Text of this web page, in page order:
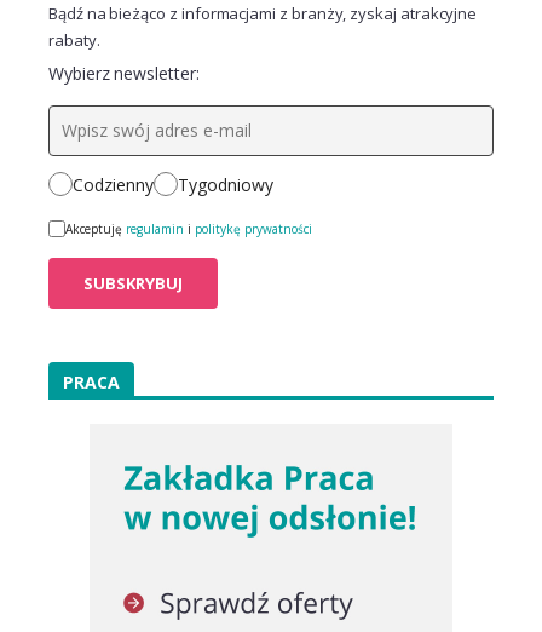
Bądź na bieżąco z informacjami z branży, zyskaj atrakcyjne
rabaty.
Wybierz newsletter:
Codzienny Tygodniowy
Akceptuję regulamin i politykę prywatności
PRACA